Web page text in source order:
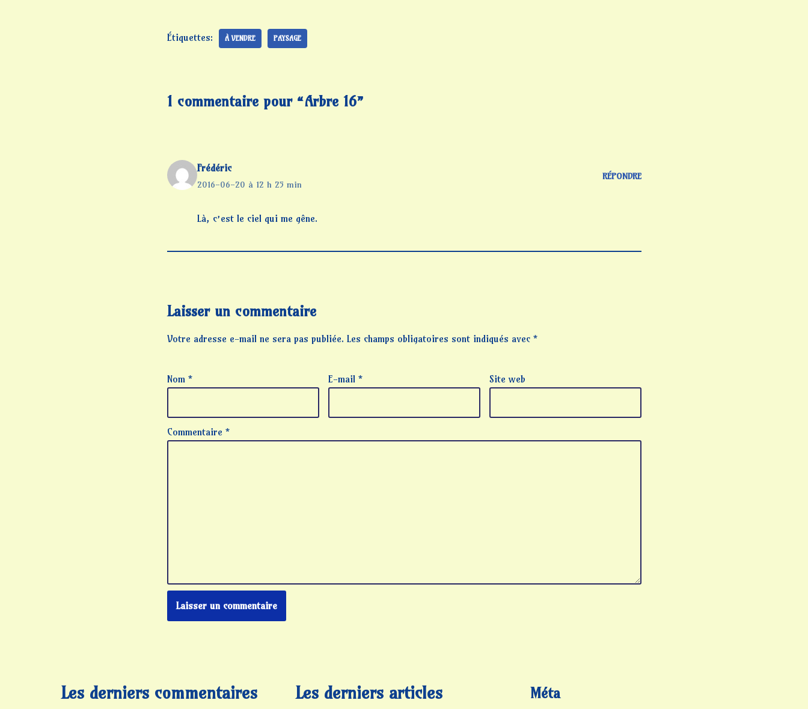
Étiquettes: À VENDRE PAYSAGE
1 commentaire pour “Arbre 16”
Frédéric
2016-06-20 à 12 h 25 min
RÉPONDRE
Là, c’est le ciel qui me gêne.
Laisser un commentaire
Votre adresse e-mail ne sera pas publiée. Les champs obligatoires sont indiqués avec *
Nom * E-mail * Site web
Commentaire *
Les derniers commentaires Les derniers articles Méta